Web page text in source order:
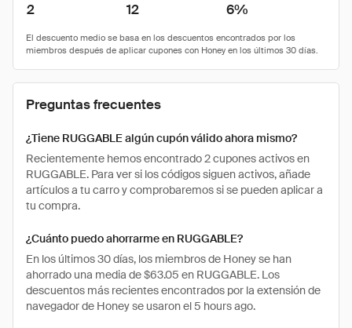
2 12 6%
Preguntas frecuentes
¿Tiene RUGGABLE algún cupón válido ahora mismo?
Recientemente hemos encontrado 2 cupones activos en
RUGGABLE. Para ver si los códigos siguen activos, añade
artículos a tu carro y comprobaremos si se pueden aplicar a
tu compra.
¿Cuánto puedo ahorrarme en RUGGABLE?
En los últimos 30 días, los miembros de Honey se han
ahorrado una media de $63.05 en RUGGABLE. Los
descuentos más recientes encontrados por la extensión de
navegador de Honey se usaron el 5 hours ago.